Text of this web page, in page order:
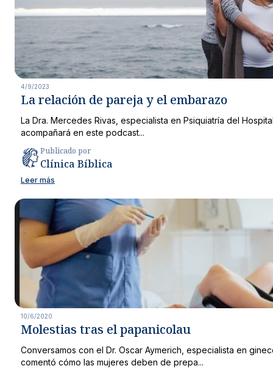
4/9/2023
La relación de pareja y el embarazo
La Dra. Mercedes Rivas, especialista en Psiquiatría del
acompañará en este podcast...
Publicado por
Clínica Bíblica
Leer más
10/6/2020
Molestias tras el papanicolau
Conversamos con el Dr. Oscar Aymerich, especialista en
comentó cómo las mujeres deben de prepa...